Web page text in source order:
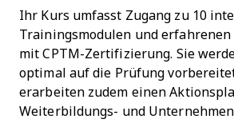
Ihr Kurs umfasst Zugang zu 10
Trainingsmodulen und
mit CPTM-Zertifizierung. Sie
optimal auf die Prüfung
erarbeiten zudem einen
Weiterbildungs- und